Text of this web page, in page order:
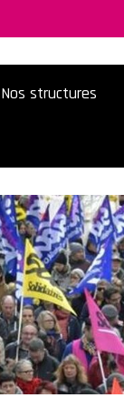
Nos structures